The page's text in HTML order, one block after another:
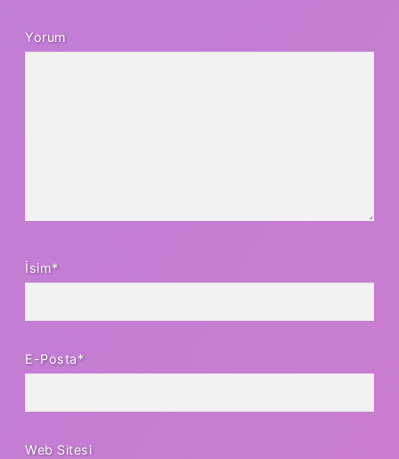
Yorum
İsim*
E-Posta*
Web Sitesi